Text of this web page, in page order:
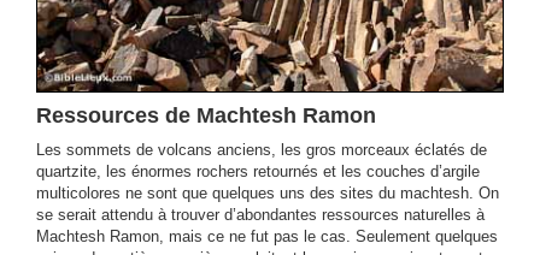
Ressources de Machtesh Ramon
Les sommets de volcans anciens, les gros morceaux éclatés de
quartzite, les énormes rochers retournés et les couches d’argile
multicolores ne sont que quelques uns des sites du machtesh. On
se serait attendu à trouver d’abondantes ressources naturelles à
Machtesh Ramon, mais ce ne fut pas le cas. Seulement quelques